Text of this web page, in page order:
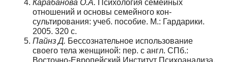
Карабанова О.А. Психология семейных
отношений и основы семейного кон-
сультирования: учеб. пособие. М.: Гардарики.
2005. 320 с.
Пайнз Д. Бессознательное использование
своего тела женщиной: пер. с англ. СПб.:
Восточно-Европейский Институт Психоанализа,